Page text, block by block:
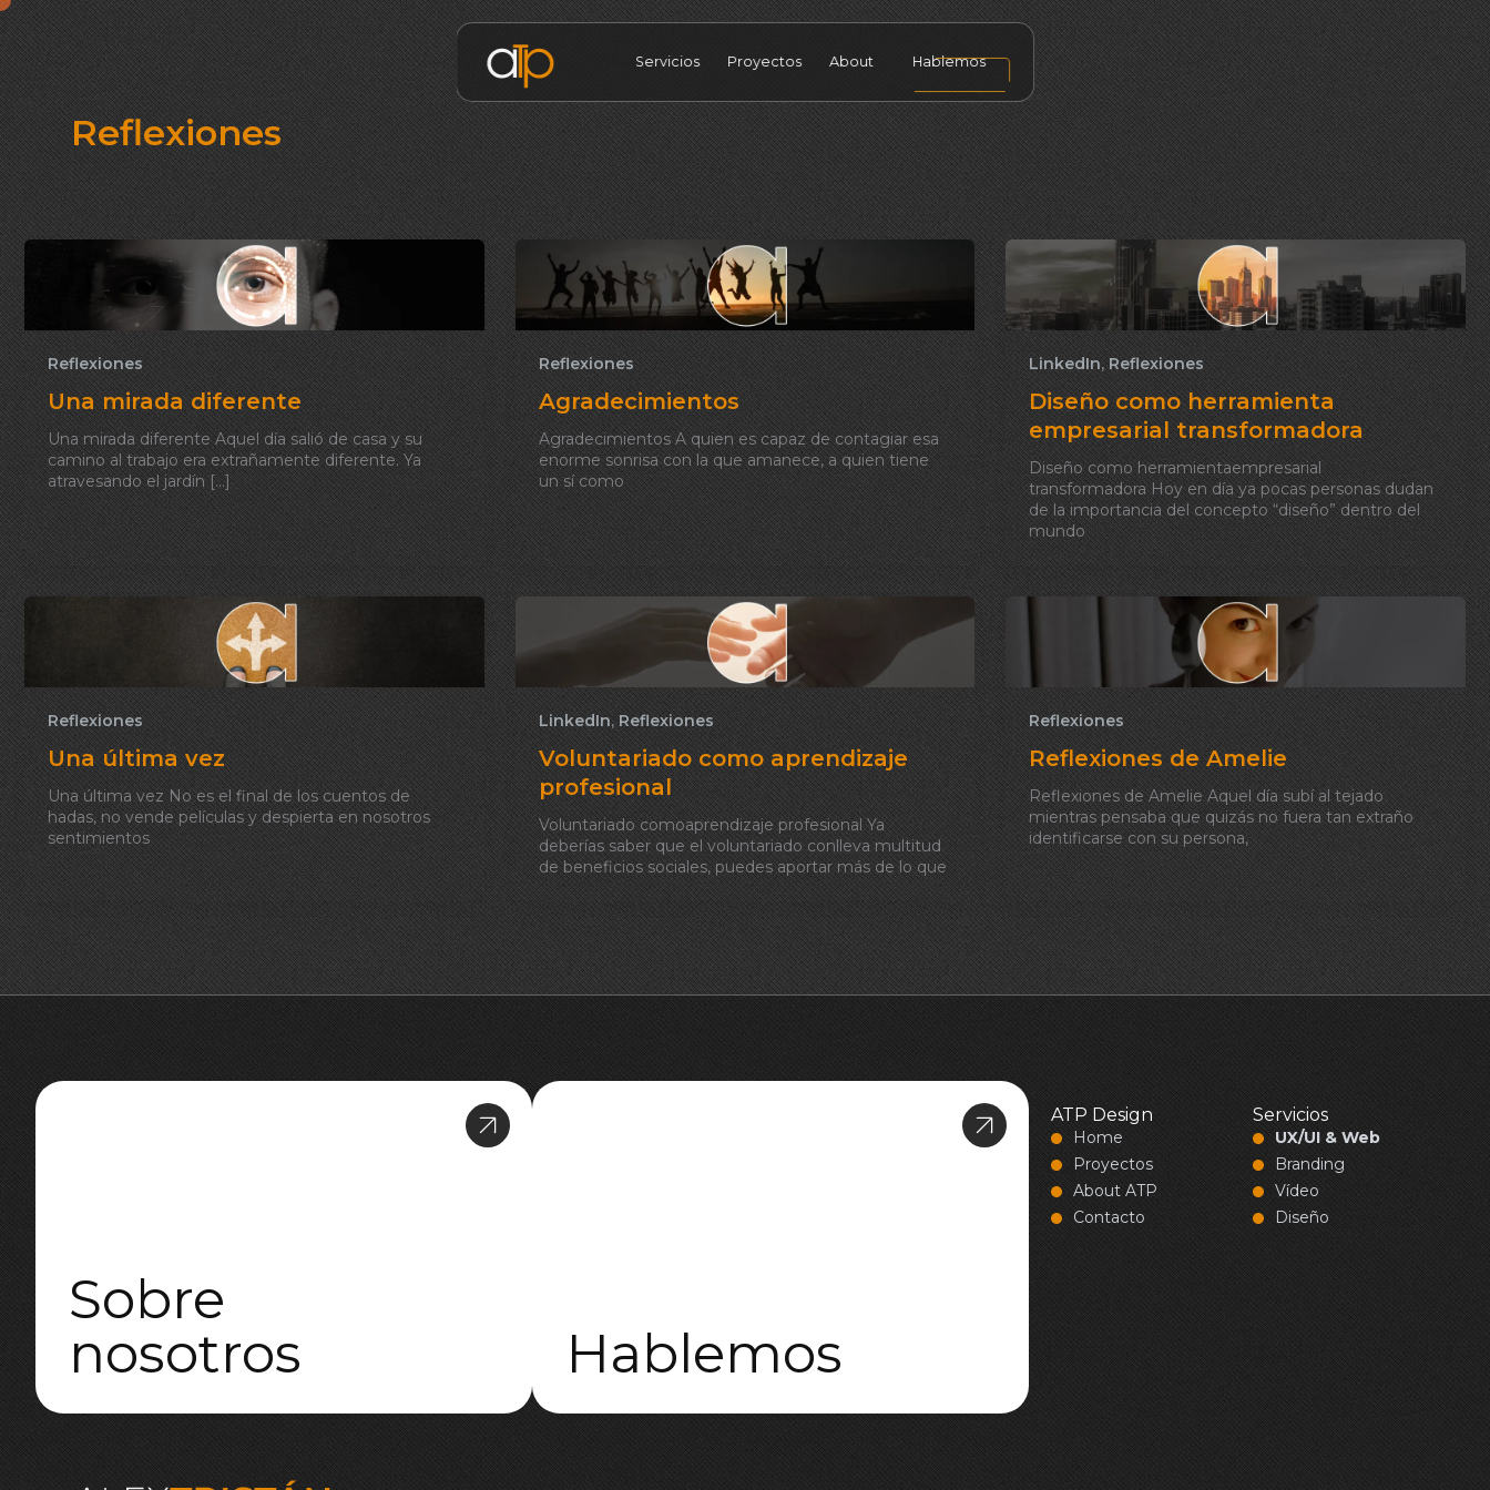
Skip
to
content
Servicios Proyectos About Hablemos
Reflexiones
Reflexiones
Una mirada diferente
Una mirada diferente Aquel día salió de casa y su
camino al trabajo era extrañamente diferente. Ya
atravesando el jardín […]
Reflexiones
Agradecimientos
Agradecimientos A quien es capaz de contagiar esa
enorme sonrisa con la que amanece, a quien tiene
un sí como
LinkedIn, Reflexiones
Diseño como herramienta
empresarial transformadora
Diseño como herramientaempresarial
transformadora Hoy en día ya pocas personas dudan
de la importancia del concepto “diseño” dentro del
mundo
Reflexiones
Una última vez
Una última vez No es el final de los cuentos de
hadas, no vende películas y despierta en nosotros
sentimientos
LinkedIn,Reflexiones
Voluntariado como aprendizaje
profesional
Voluntariado comoaprendizaje profesional Ya
deberías saber que el voluntariado conlleva multitud
de beneficios sociales, puedes aportar más de lo que
Reflexiones
Reflexiones de Amelie
Reflexiones de Amelie Aquel día subí al tejado
mientras pensaba que quizás no fuera tan extraño
identificarse con su persona,
Sobre
nosotros
Hablemos
ATP Design
Home
Proyectos
About ATP
Contacto
Servicios
UX/UI & Web
Branding
Vídeo
Diseño